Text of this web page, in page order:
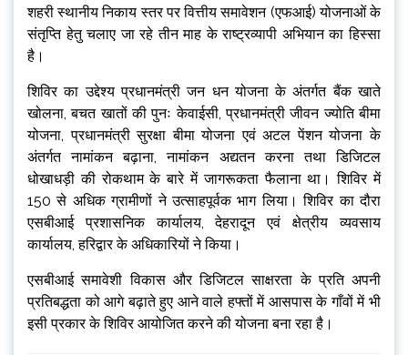
शहरी स्थानीय निकाय स्तर पर वित्तीय समावेशन (एफआई) योजनाओं के
संतृप्ति हेतु चलाए जा रहे तीन माह के राष्ट्रव्यापी अभियान का हिस्सा
है।
शिविर का उद्देश्य प्रधानमंत्री जन धन योजना के अंतर्गत बैंक खाते
खोलना, बचत खातों की पुनः केवाईसी, प्रधानमंत्री जीवन ज्योति बीमा
योजना, प्रधानमंत्री सुरक्षा बीमा योजना एवं अटल पेंशन योजना के
अंतर्गत नामांकन बढ़ाना, नामांकन अद्यतन करना तथा डिजिटल
धोखाधड़ी की रोकथाम के बारे में जागरूकता फैलाना था। शिविर में
150 से अधिक ग्रामीणों ने उत्साहपूर्वक भाग लिया। शिविर का दौरा
एसबीआई प्रशासनिक कार्यालय, देहरादून एवं क्षेत्रीय व्यवसाय
कार्यालय, हरिद्वार के अधिकारियों ने किया।
एसबीआई समावेशी विकास और डिजिटल साक्षरता के प्रति अपनी
प्रतिबद्धता को आगे बढ़ाते हुए आने वाले हफ्तों में आसपास के गाँवों में भी
इसी प्रकार के शिविर आयोजित करने की योजना बना रहा है।